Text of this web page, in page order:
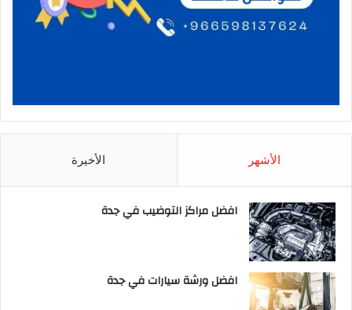
الأشهر الأخيرة
افضل مراكز التوضيب في جدة
افضل ورشة سيارات في جدة